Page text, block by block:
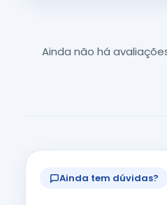
Ainda não há
Ainda tem dúvidas?